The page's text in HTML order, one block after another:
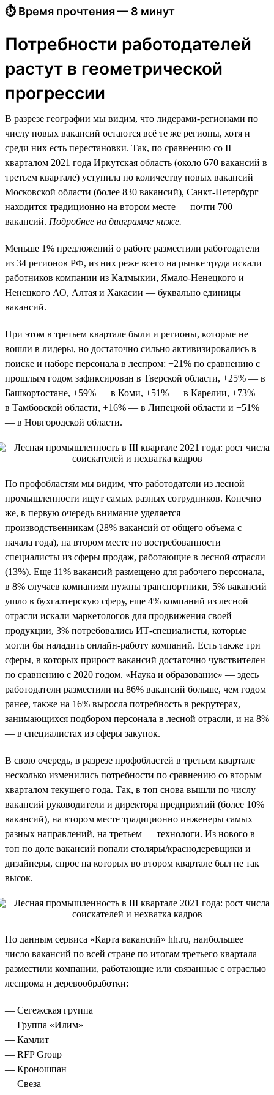
⏱ Время прочтения — 8 минут
Потребности работодателей
растут в геометрической
прогрессии
В разрезе географии мы видим, что лидерами-регионами по
числу новых вакансий остаются всё те же регионы, хотя и
среди них есть перестановки. Так, по сравнению со II
кварталом 2021 года Иркутская область (около 670 вакансий в
третьем квартале) уступила по количеству новых вакансий
Московской области (более 830 вакансий), Санкт-Петербург
находится традиционно на втором месте — почти 700
вакансий. Подробнее на диаграмме ниже.
Меньше 1% предложений о работе разместили работодатели
из 34 регионов РФ, из них реже всего на рынке труда искали
работников компании из Калмыкии, Ямало-Ненецкого и
Ненецкого АО, Алтая и Хакасии — буквально единицы
вакансий.
При этом в третьем квартале были и регионы, которые не
вошли в лидеры, но достаточно сильно активизировались в
поиске и наборе персонала в леспром: +21% по сравнению с
прошлым годом зафиксирован в Тверской области, +25% — в
Башкортостане, +59% — в Коми, +51% — в Карелии, +73% —
в Тамбовской области, +16% — в Липецкой области и +51%
— в Новгородской области.
По профобластям мы видим, что работодатели из лесной
промышленности ищут самых разных сотрудников. Конечно
же, в первую очередь внимание уделяется
производственникам (28% вакансий от общего объема с
начала года), на втором месте по востребованности
специалисты из сферы продаж, работающие в лесной отрасли
(13%). Еще 11% вакансий размещено для рабочего персонала,
в 8% случаев компаниям нужны транспортники, 5% вакансий
ушло в бухгалтерскую сферу, еще 4% компаний из лесной
отрасли искали маркетологов для продвижения своей
продукции, 3% потребовались ИТ-специалисты, которые
могли бы наладить онлайн-работу компаний. Есть также три
сферы, в которых прирост вакансий достаточно чувствителен
по сравнению с 2020 годом. «Наука и образование» — здесь
работодатели разместили на 86% вакансий больше, чем годом
ранее, также на 16% выросла потребность в рекрутерах,
занимающихся подбором персонала в лесной отрасли, и на 8%
— в специалистах из сферы закупок.
В свою очередь, в разрезе профобластей в третьем квартале
несколько изменились потребности по сравнению со вторым
кварталом текущего года. Так, в топ снова вышли по числу
вакансий руководители и директора предприятий (более 10%
вакансий), на втором месте традиционно инженеры самых
разных направлений, на третьем — технологи. Из нового в
топ по доле вакансий попали столяры/краснодеревщики и
дизайнеры, спрос на которых во втором квартале был не так
высок.
По данным сервиса «Карта вакансий» hh.ru, наибольшее
число вакансий по всей стране по итогам третьего квартала
разместили компании, работающие или связанные с отраслью
леспрома и деревообработки:
— Сегежская группа
— Группа «Илим»
— Камлит
— RFP Group
— Кроношпан
— Свеза